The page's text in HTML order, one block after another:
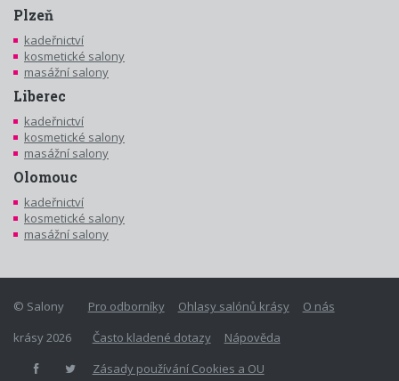
Plzeň
kadeřnictví
kosmetické salony
masážní salony
Liberec
kadeřnictví
kosmetické salony
masážní salony
Olomouc
kadeřnictví
kosmetické salony
masážní salony
Pro odborníky Ohlasy salónů krásy
O nás
Často kladené dotazy
Nápověda
Zásady používání Cookies a OU
© Salony
krásy 2026